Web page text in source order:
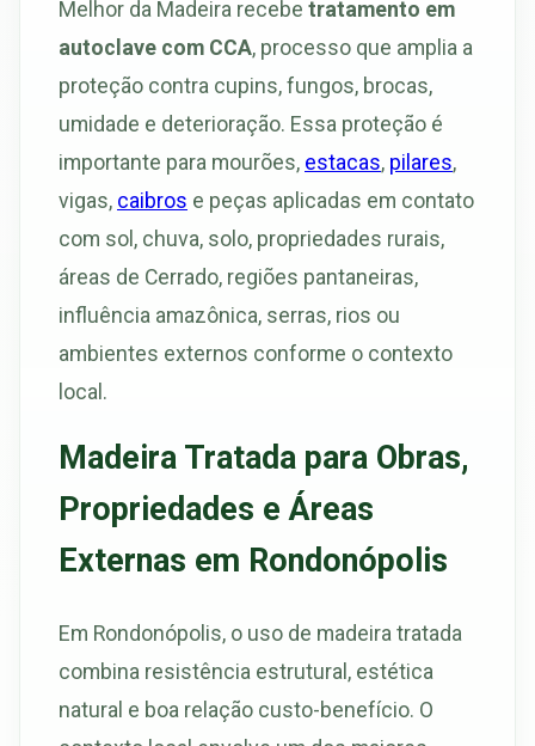
Melhor da Madeira recebe tratamento em
autoclave com CCA, processo que amplia a
proteção contra cupins, fungos, brocas,
umidade e deterioração. Essa proteção é
importante para mourões, estacas, pilares,
vigas, caibros e peças aplicadas em contato
com sol, chuva, solo, propriedades rurais,
áreas de Cerrado, regiões pantaneiras,
influência amazônica, serras, rios ou
ambientes externos conforme o contexto
local.
Madeira Tratada para Obras,
Propriedades e Áreas
Externas em Rondonópolis
Em Rondonópolis, o uso de madeira tratada
combina resistência estrutural, estética
natural e boa relação custo-benefício. O